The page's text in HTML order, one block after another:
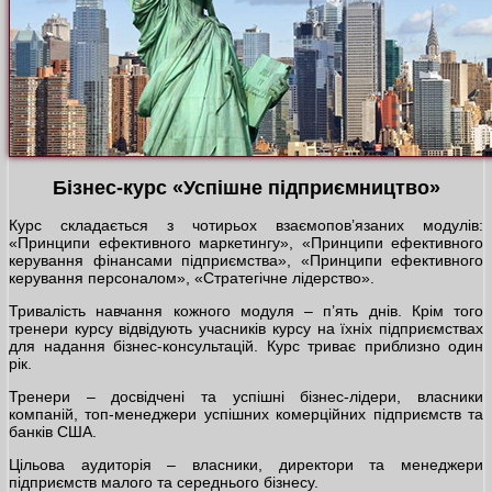
Бізнес-курс «Успішне підприємництво»
Курс складається з чотирьох взаємопов’язаних модулів:
«Принципи ефективного маркетингу», «Принципи ефективного
керування фінансами підприємства», «Принципи ефективного
керування персоналом», «Стратегічне лідерство».
Тривалість навчання кожного модуля – п’ять днів. Крім того
тренери курсу відвідують учасників курсу на їхніх підприємствах
для надання бізнес-консультацій. Курс триває приблизно один
рік.
Тренери – досвідчені та успішні бізнес-лідери, власники
компаній, топ-менеджери успішних комерційних підприємств та
банків США.
Цільова аудиторія – власники, директори та менеджери
підприємств малого та середнього бізнесу.